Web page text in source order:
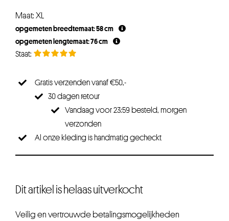
Maat: XL
opgemeten breedtemaat: 58 cm
opgemeten lengtemaat: 76 cm
Gratis verzenden vanaf €50,-
30 dagen retour
Vandaag voor 23:59 besteld, morgen
verzonden
Al onze kleding is handmatig gecheckt
Dit artikel is helaas uitverkocht
Veilig en vertrouwde betalingsmogelijkheden